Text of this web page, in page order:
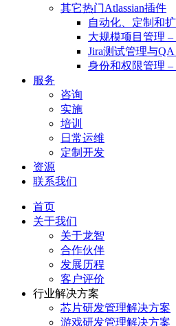
其它热门Atlassian插件
自动化、定制和
大规模项目管理 –
Jira测试管理与QA
身份和权限管理 –
服务
咨询
实施
培训
日常运维
定制开发
资源
联系我们
首页
关于我们
关于龙智
合作伙伴
发展历程
客户评价
行业解决方案
芯片研发管理解决方案
游戏研发管理解决方案